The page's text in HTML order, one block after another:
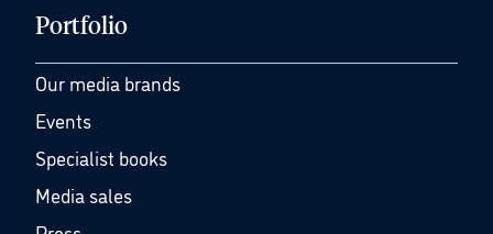
Portfolio
Our media brands
Events
Specialist books
Media sales